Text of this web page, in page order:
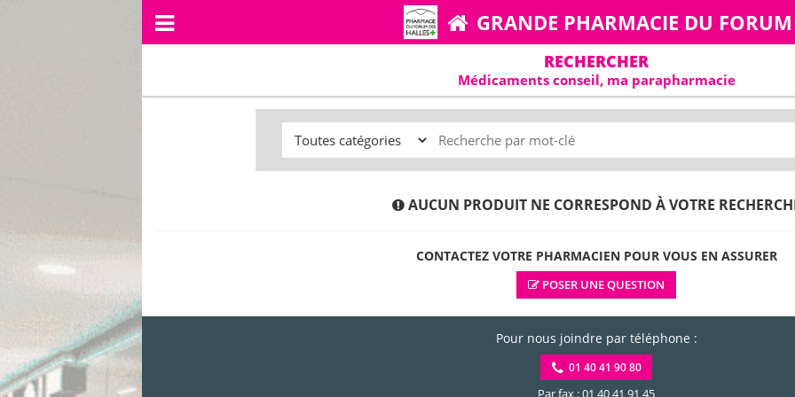
GRANDE PHARMACIE DU FORUM
RECHERCHER
Médicaments conseil, ma parapharmacie
AUCUN PRODUIT NE CORRESPOND À VOTRE
CONTACTEZ VOTRE PHARMACIEN POUR VOUS EN ASSURER
POSER UNE QUESTION
Pour nous joindre par téléphone :
01 40 41 90 80